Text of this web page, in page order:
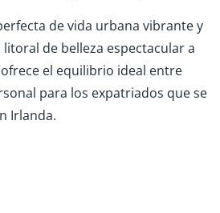
de vida urbana vibrante y
de belleza espectacular a
el equilibrio ideal entre
para los expatriados que se
Irlanda.